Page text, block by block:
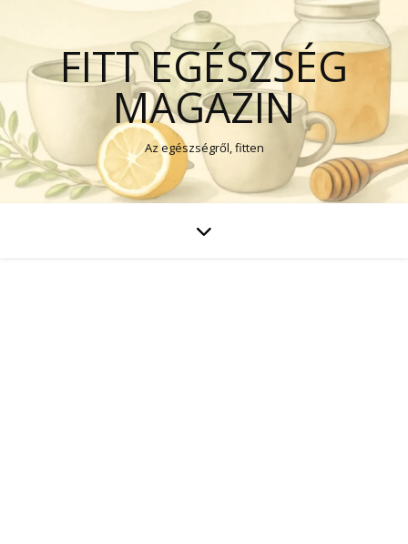
FITT EGÉSZSÉG
MAGAZIN
Az egészségről, fitten